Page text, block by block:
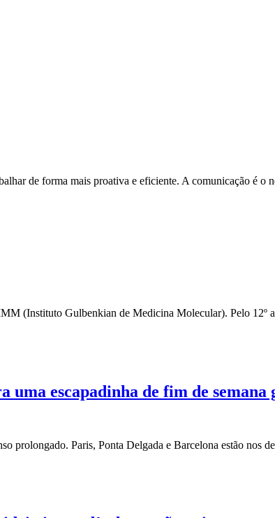
de forma mais proativa e eficiente. A comunicação é o
(Instituto Gulbenkian de Medicina Molecular). Pelo 12º
uma escapadinha de fim de semana
prolongado. Paris, Ponta Delgada e Barcelona estão nos